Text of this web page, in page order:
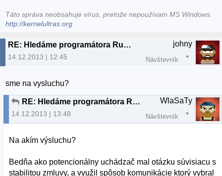
Táto správa neobsahuje vírus, pretože nepoužívam MS Windows.
http://kernelultras.org
RE: Hledáme programátora Ruby on Rails
14.12.2013 | 12:45
johny
Návštevník
sme na vysluchu?
RE: Hledáme programátora Ruby on Rails
14.12.2013 | 13:48
WlaSaTy
Návštevník
Na akím výsluchu?
Bedňa ako potencionálny uchádzač mal otázku súvisiacu s
stabilitou zmluvy, a využil spôsob komunikácie ktorý vybral